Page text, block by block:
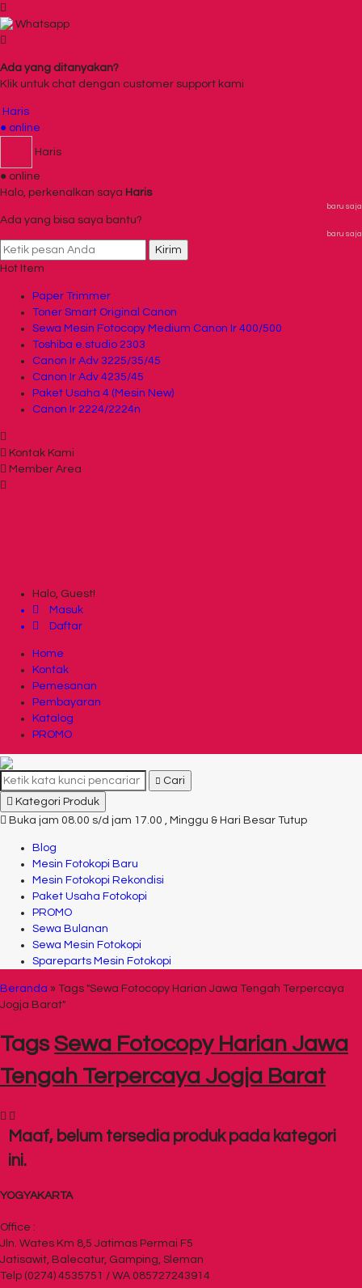
Whatsapp
Ada yang ditanyakan?
Klik untuk chat dengan customer support kami
Haris
● online
Haris
● online
Halo, perkenalkan saya Haris
baru saja
Ada yang bisa saya bantu?
baru saja
Kirim
Hot Item
Paper Trimmer
Toner Smart Original Canon
Sewa Mesin Fotocopy Medium Canon Ir 400/500
Toshiba e.studio 2303
Canon Ir Adv 3225/35/45
Canon Ir Adv 4235/45
Paket Usaha 4 (Mesin New)
Canon Ir 2224/2224n
Kontak Kami
Member Area
Halo, Guest!
Masuk
Daftar
Home
Kontak
Pemesanan
Pembayaran
Katalog
PROMO
Cari
Kategori Produk
Buka jam 08.00 s/d jam 17.00 , Minggu & Hari Besar Tutup
Blog
Mesin Fotokopi Baru
Mesin Fotokopi Rekondisi
Paket Usaha Fotokopi
PROMO
Sewa Bulanan
Sewa Mesin Fotokopi
Spareparts Mesin Fotokopi
Beranda » Tags "Sewa Fotocopy Harian Jawa Tengah Terpercaya
Jogja Barat"
TagsSewa Fotocopy Harian Jawa
Tengah Terpercaya Jogja Barat
Maaf, belum tersedia produk pada kategori
ini.
YOGYAKARTA
Office :
Jln. Wates Km 8,5 Jatimas Permai F5
Jatisawit, Balecatur, Gamping, Sleman
Telp (0274) 4535751 / WA 085727243914